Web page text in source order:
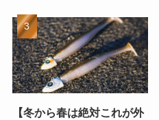
【冬から春は絶対これが外